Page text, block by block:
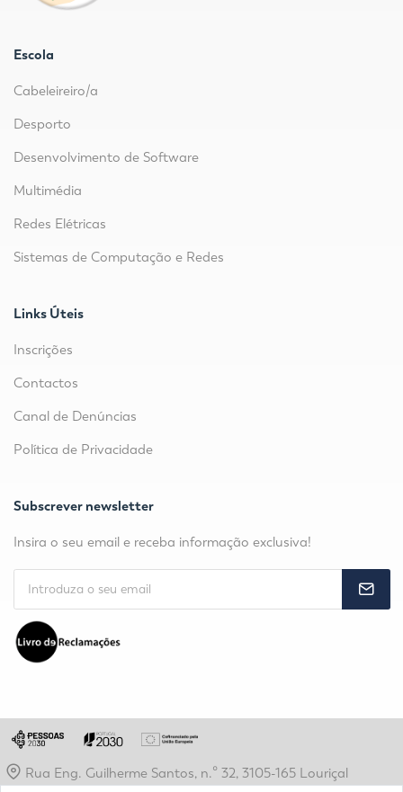
Escola
Cabeleireiro/a
Desporto
Desenvolvimento de Software
Multimédia
Redes Elétricas
Sistemas de Computação e Redes
Links Úteis
Inscrições
Contactos
Canal de Denúncias
Política de Privacidade
Subscrever newsletter
Insira o seu email e receba informação exclusiva!
Rua Eng. Guilherme Santos, n.º 32, 3105-165 Louriçal